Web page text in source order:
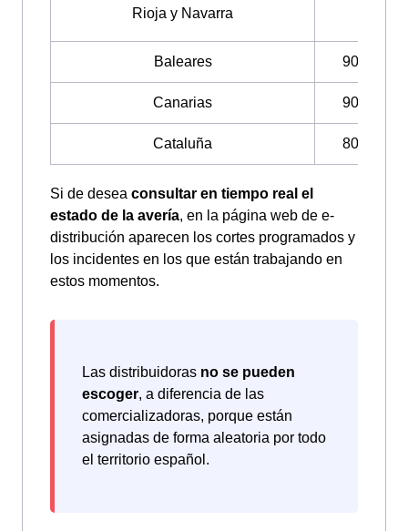
Rioja y Navarra
Baleares 900 849
Canarias 900 855
Cataluña 800 760
Si de desea consultar en tiempo real el
estado de la avería, en la página web de e-
distribución aparecen los cortes programados y
los incidentes en los que están trabajando en
estos momentos.
Las distribuidoras no se pueden
escoger, a diferencia de las
comercializadoras, porque están
asignadas de forma aleatoria por todo
el territorio español.